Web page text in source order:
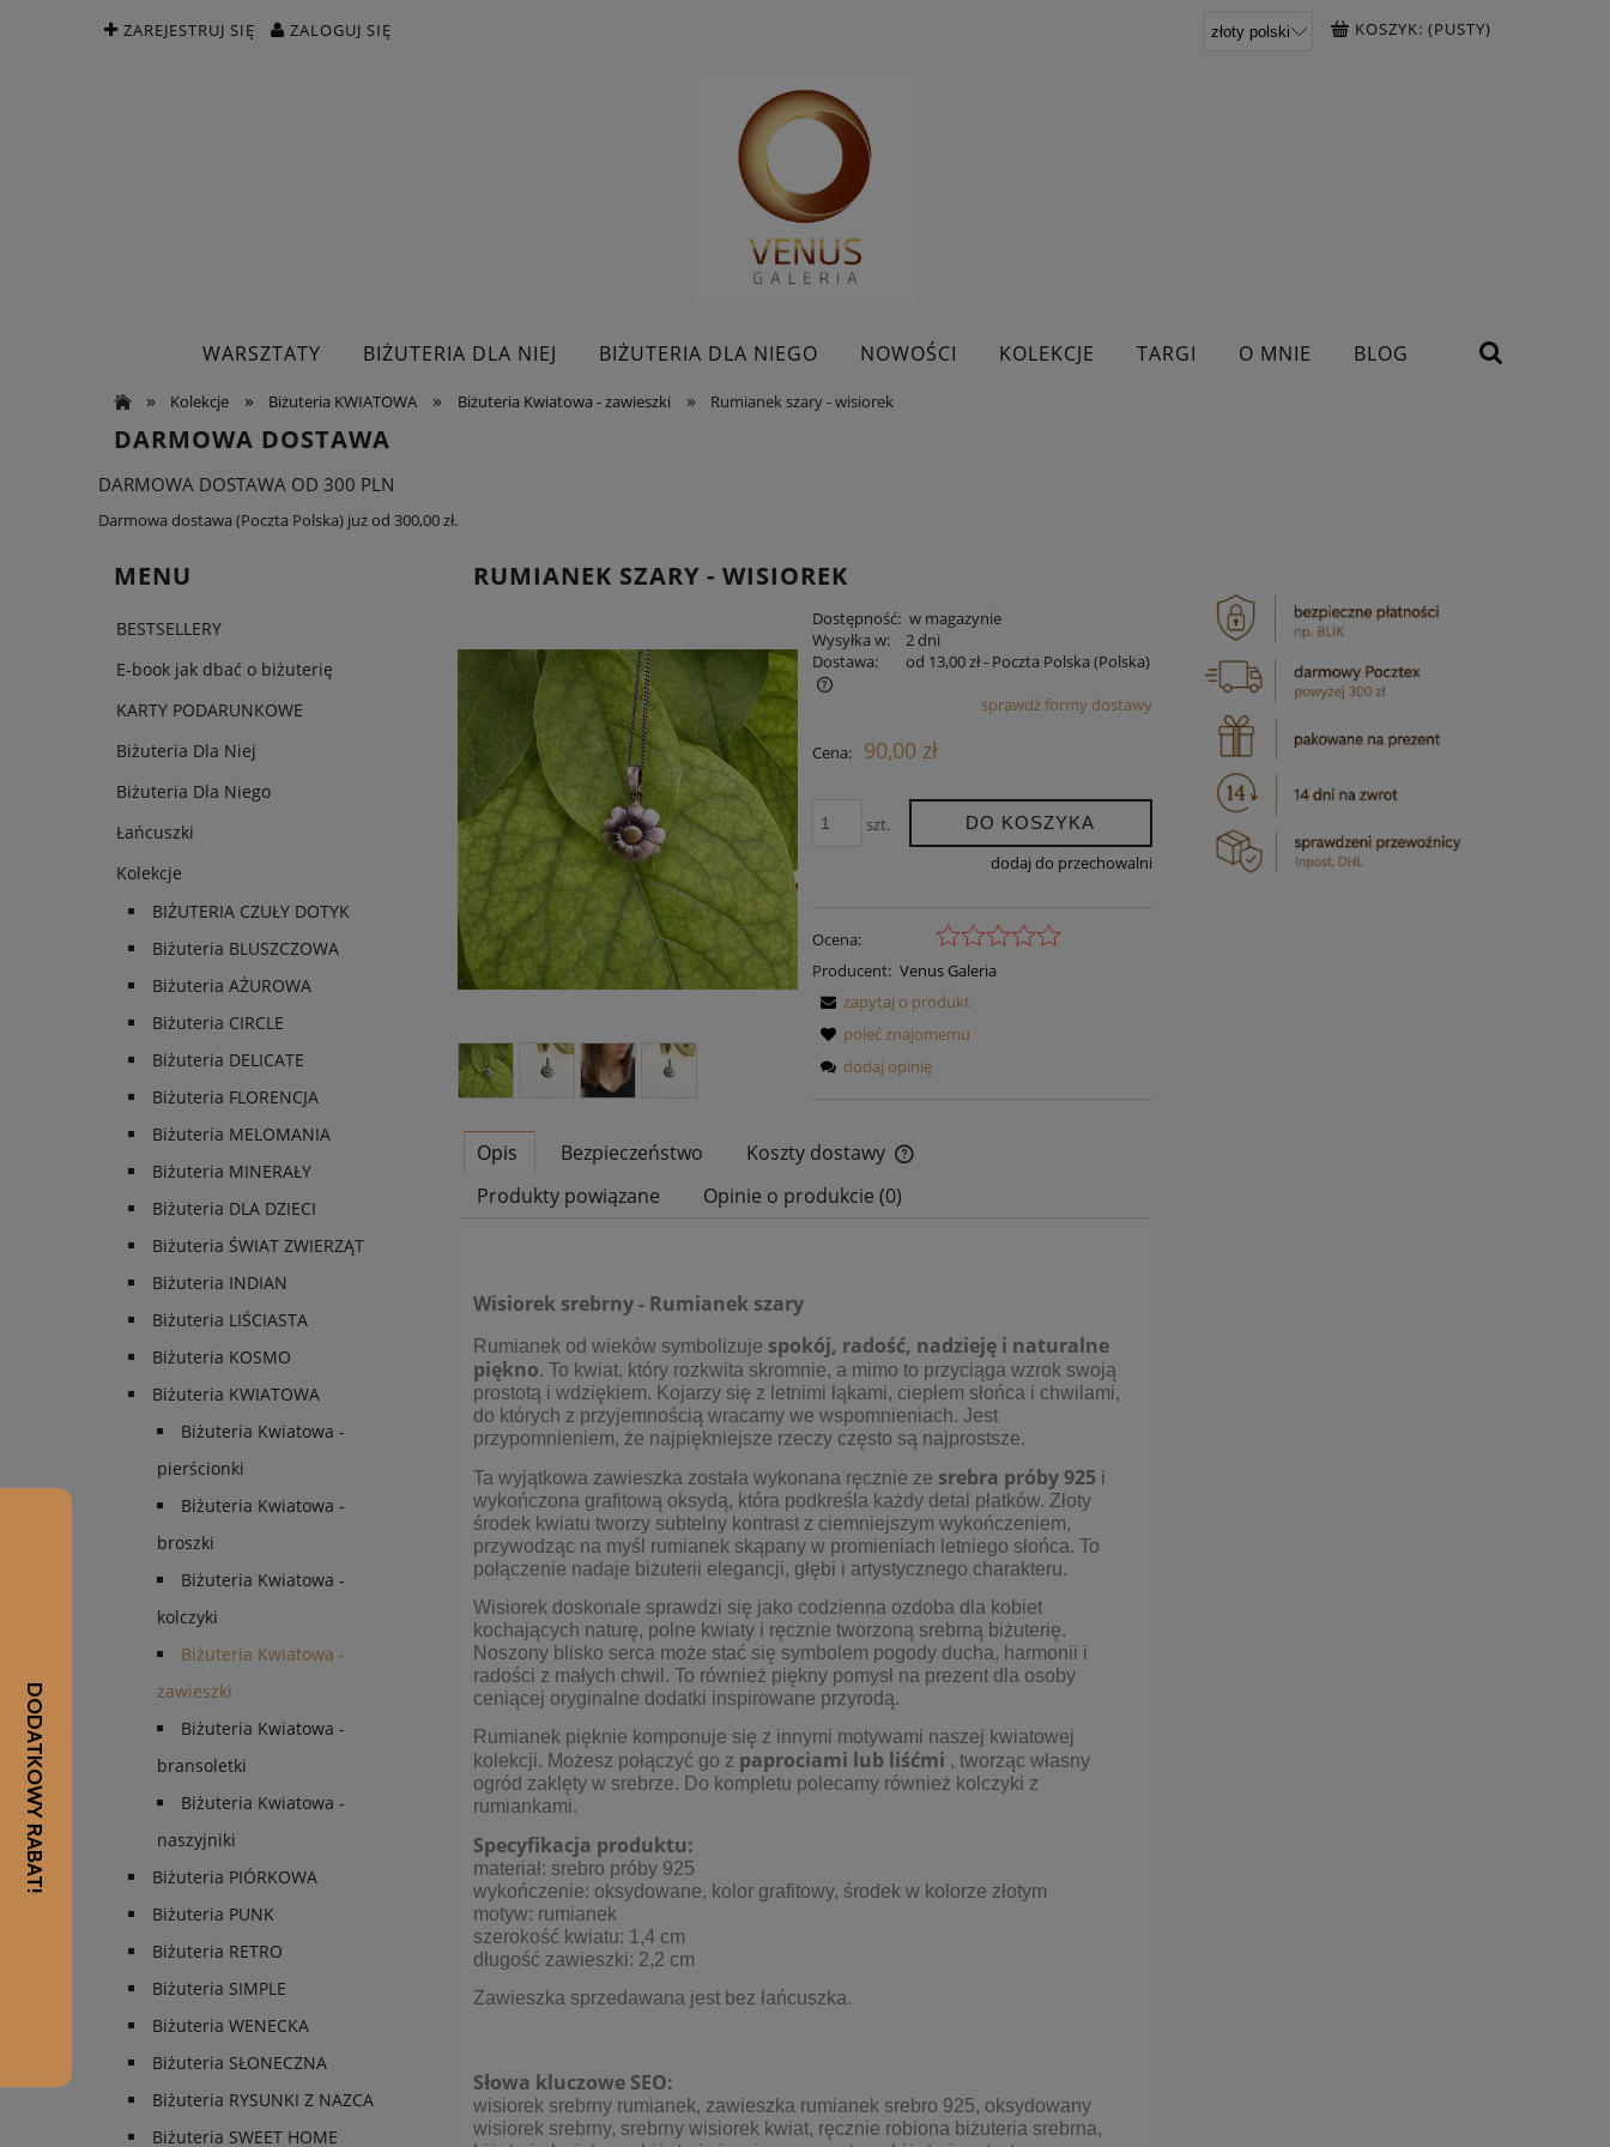
ZAREJESTRUJ SIĘ ZALOGUJ SIĘ KOSZYK: (PUSTY)
WARSZTATY BIŻUTERIA DLA NIEJ BIŻUTERIA DLA NIEGO NOWOŚCI KOLEKCJE TARGI O MNIE BLOG
BESTSELLERY KONTAKT
» Kolekcje » Biżuteria KWIATOWA » Biżuteria Kwiatowa - zawieszki » Rumianek szary - wisiorek
DARMOWA DOSTAWA
DARMOWA DOSTAWA OD 300 PLN
Darmowa dostawa (Poczta Polska) już od 300,00 zł.
MENU
BESTSELLERY
E-book jak dbać o biżuterię
KARTY PODARUNKOWE
Biżuteria Dla Niej
Biżuteria Dla Niego
Łańcuszki
Kolekcje
BIŻUTERIA CZUŁY DOTYK
Biżuteria BLUSZCZOWA
Biżuteria AŻUROWA
Biżuteria CIRCLE
Biżuteria DELICATE
Biżuteria FLORENCJA
Biżuteria MELOMANIA
Biżuteria MINERAŁY
Biżuteria DLA DZIECI
Biżuteria ŚWIAT ZWIERZĄT
Biżuteria INDIAN
Biżuteria LIŚCIASTA
Biżuteria KOSMO
Biżuteria KWIATOWA
Biżuteria Kwiatowa -
pierścionki
Biżuteria Kwiatowa -
broszki
Biżuteria Kwiatowa -
kolczyki
Biżuteria Kwiatowa -
zawieszki
Biżuteria Kwiatowa -
bransoletki
Biżuteria Kwiatowa -
naszyjniki
Biżuteria PIÓRKOWA
Biżuteria PUNK
Biżuteria RETRO
Biżuteria SIMPLE
Biżuteria WENECKA
Biżuteria SŁONECZNA
Biżuteria RYSUNKI Z NAZCA
Biżuteria SWEET HOME
RUMIANEK SZARY - WISIOREK
Dostępność: w magazynie
Wysyłka w:
2 dni
Dostawa:
od 13,00 zł- Poczta Polska (Polska)
Cena nie zawiera ewentualnych kosztów
płatności
sprawdź formy dostawy
Cena: 90,00 zł
szt. DO KOSZYKA
dodaj do przechowalni
Ocena:
Producent: Venus Galeria
zapytaj o produkt
poleć znajomemu
dodaj opinię
Opis Bezpieczeństwo Koszty dostawy
Produkty powiązane Opinie o produkcie (0)
Wisiorek srebrny - Rumianek szary
Rumianek od wieków symbolizuje spokój, radość, nadzieję i naturalne
piękno. To kwiat, który rozkwita skromnie, a mimo to przyciąga wzrok swoją
prostotą i wdziękiem. Kojarzy się z letnimi łąkami, ciepłem słońca i chwilami,
do których z przyjemnością wracamy we wspomnieniach. Jest
przypomnieniem, że najpiękniejsze rzeczy często są najprostsze.
Ta wyjątkowa zawieszka została wykonana ręcznie ze srebra próby 925 i
wykończona grafitową oksydą, która podkreśla każdy detal płatków. Złoty
środek kwiatu tworzy subtelny kontrast z ciemniejszym wykończeniem,
przywodząc na myśl rumianek skąpany w promieniach letniego słońca. To
połączenie nadaje biżuterii elegancji, głębi i artystycznego charakteru.
Wisiorek doskonale sprawdzi się jako codzienna ozdoba dla kobiet
kochających naturę, polne kwiaty i ręcznie tworzoną srebrną biżuterię.
Noszony blisko serca może stać się symbolem pogody ducha, harmonii i
radości z małych chwil. To również piękny pomysł na prezent dla osoby
ceniącej oryginalne dodatki inspirowane przyrodą.
Rumianek pięknie komponuje się z innymi motywami naszej kwiatowej
kolekcji. Możesz połączyć go z paprociami lub liśćmi , tworząc własny
ogród zaklęty w srebrze. Do kompletu polecamy również kolczyki z
rumiankami.
Specyfikacja produktu:
materiał: srebro próby 925
wykończenie: oksydowane, kolor grafitowy, środek w kolorze złotym
motyw: rumianek
szerokość kwiatu: 1,4 cm
długość zawieszki: 2,2 cm
Zawieszka sprzedawana jest bez łańcuszka.
Słowa kluczowe SEO:
wisiorek srebrny rumianek, zawieszka rumianek srebro 925, oksydowany
wisiorek srebrny, srebrny wisiorek kwiat, ręcznie robiona biżuteria srebrna,